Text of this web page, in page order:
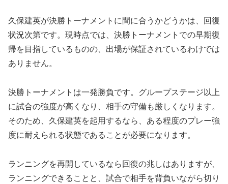
久保建英が決勝トーナメントに間に合うかどうかは、回復
状況次第です。現時点では、決勝トーナメントでの早期復
帰を目指しているものの、出場が保証されているわけでは
ありません。
決勝トーナメントは一発勝負です。グループステージ以上
に試合の強度が高くなり、相手の守備も厳しくなります。
そのため、久保建英を起用するなら、ある程度のプレー強
度に耐えられる状態であることが必要になります。
ランニングを再開しているなら回復の兆しはありますが、
ランニングできることと、試合で相手を背負いながら切り